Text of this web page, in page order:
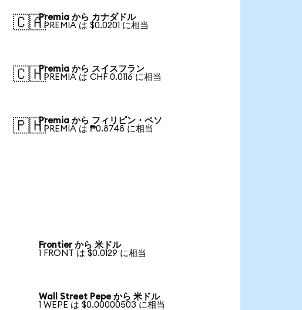
🇨🇦Premia から カナダドル
1 PREMIA は $0.0201 に相当
🇨🇭Premia から スイスフラン
1 PREMIA は CHF 0.0116 に相当
🇵🇭Premia から フィリピン・ペソ
1 PREMIA は ₱0.8748 に相当
Frontier から 米ドル
1 FRONT は $0.0129 に相当
Wall Street Pepe から 米ドル
1 WEPE は $0.00000503 に相当